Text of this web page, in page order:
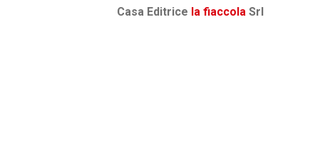
Casa Editrice la fiaccola Srl